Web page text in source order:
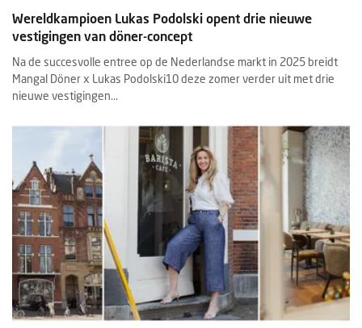
Wereldkampioen Lukas Podolski opent drie nieuwe
vestigingen van döner-concept
Na de succesvolle entree op de Nederlandse markt in 2025 breidt
Mangal Döner x Lukas Podolski10 deze zomer verder uit met drie
nieuwe vestigingen...